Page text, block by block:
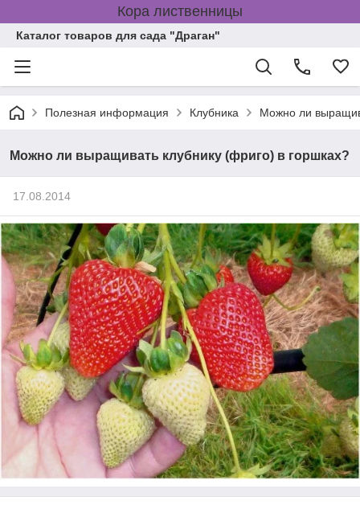
Кора лиственницы
Каталог товаров для сада "Драган"
Полезная информация Клубника Можно ли
Можно ли выращивать клубнику (фриго) в горшках?
17.08.2014